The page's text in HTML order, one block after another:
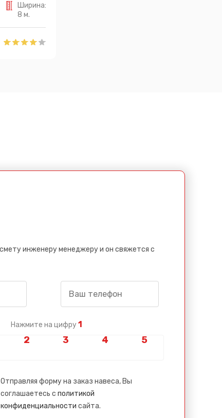
Ширина:
8 м.
инженеру менеджеру и он свяжется с
Нажмите на цифру 1
Отправляя форму на заказ навеса, Вы
соглашаетесь с политикой
конфиденциальности сайта.